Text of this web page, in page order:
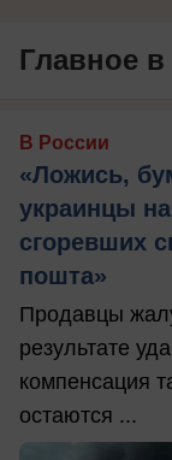
Главное в
В России
«Ложись,
украинцы
сгоревших
пошта»
Продавцы
результате
компенсация
остаются ...